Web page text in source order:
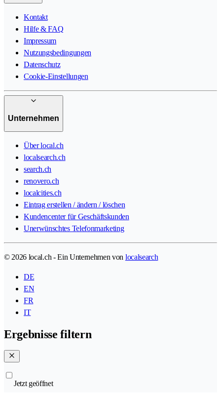
Kontakt
Hilfe & FAQ
Impressum
Nutzungsbedingungen
Datenschutz
Cookie-Einstellungen
Unternehmen
Über local.ch
localsearch.ch
search.ch
renovero.ch
localcities.ch
Eintrag erstellen / ändern / löschen
Kundencenter für Geschäftskunden
Unerwünschtes Telefonmarketing
© 2026 local.ch - Ein Unternehmen von localsearch
DE
EN
FR
IT
Ergebnisse filtern
Jetzt geöffnet